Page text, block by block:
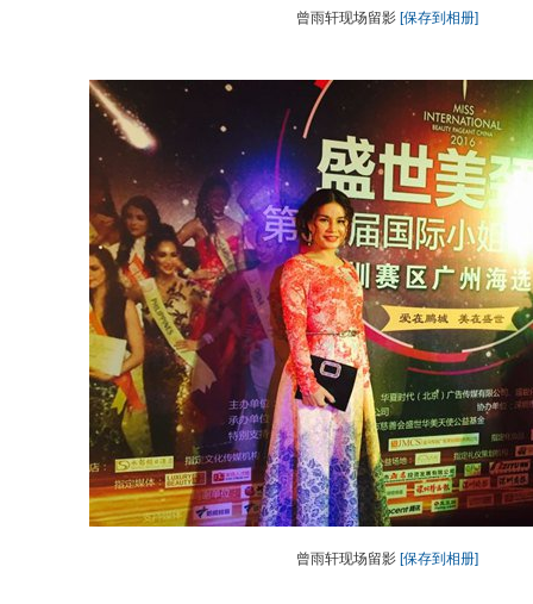
曾雨轩现场留影 [保存到相册]
曾雨轩现场留影 [保存到相册]